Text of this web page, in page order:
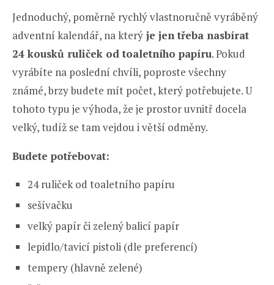
Jednoduchý, poměrně rychlý vlastnoručně vyráběný
adventní kalendář, na který je jen třeba nasbírat
24 kousků ruliček od toaletního papíru. Pokud
vyrábíte na poslední chvíli, poproste všechny
známé, brzy budete mít počet, který potřebujete. U
tohoto typu je výhoda, že je prostor uvnitř docela
velký, tudíž se tam vejdou i větší odměny.
Budete potřebovat:
24 ruliček od toaletního papíru
sešívačku
velký papír či zelený balicí papír
lepidlo/tavicí pistoli (dle preferencí)
tempery (hlavně zelené)